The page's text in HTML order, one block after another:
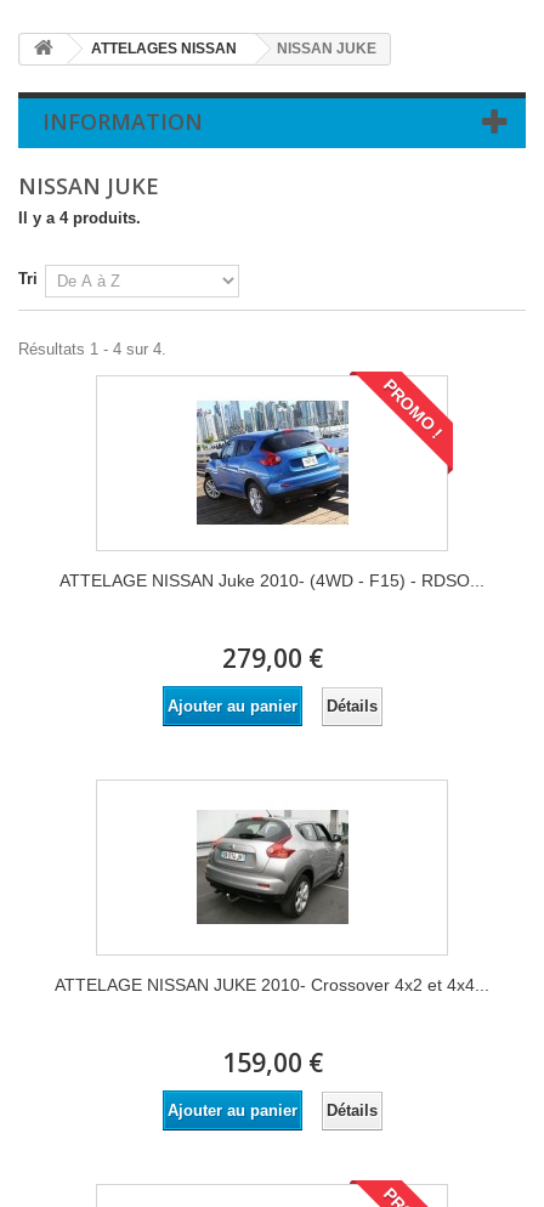
ATTELAGES NISSAN NISSAN JUKE
INFORMATION
NISSAN JUKE
Il y a 4 produits.
Tri
Résultats 1 - 4 sur 4.
PROMO !
ATTELAGE NISSAN Juke 2010- (4WD - F15) - RDSO...
279,00 €
Ajouter au panier Détails
ATTELAGE NISSAN JUKE 2010- Crossover 4x2 et 4x4...
159,00 €
Ajouter au panier Détails